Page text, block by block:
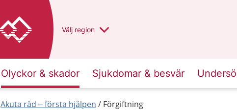
Du har valt region
Välj en annan
region
Olyckor & skador Sjukdomar & besvär
Akuta råd – första hjälpen Förgiftning